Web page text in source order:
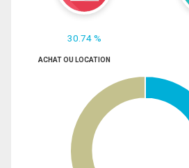
30.74 %
ACHAT OU LOCATION